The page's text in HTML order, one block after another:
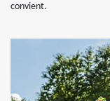
convient.